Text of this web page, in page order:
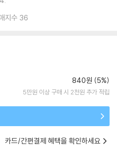
지수 36
840원 (5%)
5만원 이상 구매 시 2천원 추가 적립
카드/간편결제 혜택을 확인하세요